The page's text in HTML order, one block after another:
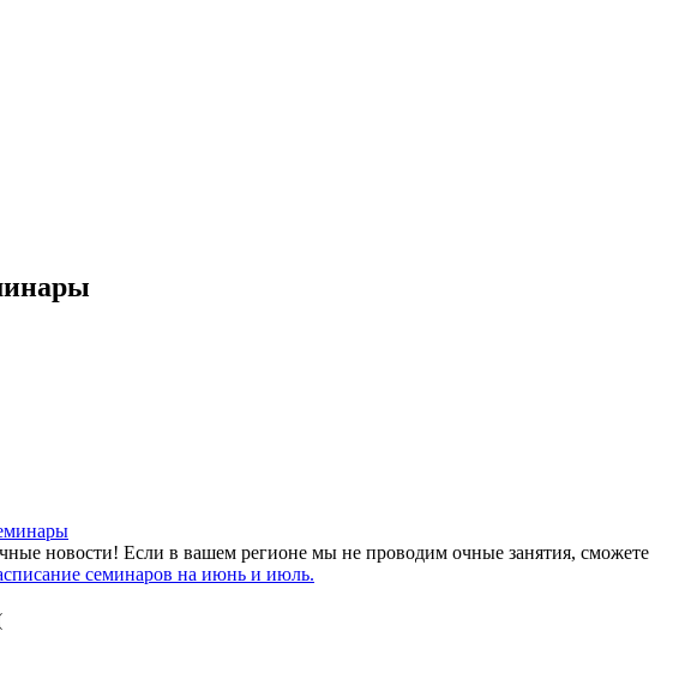
новости! Если в вашем регионе мы не проводим очные занятия, сможете
семинаров на июнь и июль.